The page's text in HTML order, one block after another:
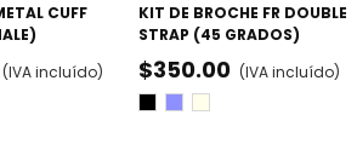
CUFF
(IVA incluído)
KIT DE BROCHE FR DOUBLE
STRAP (45 GRADOS)
$350.00 (IVA incluído)